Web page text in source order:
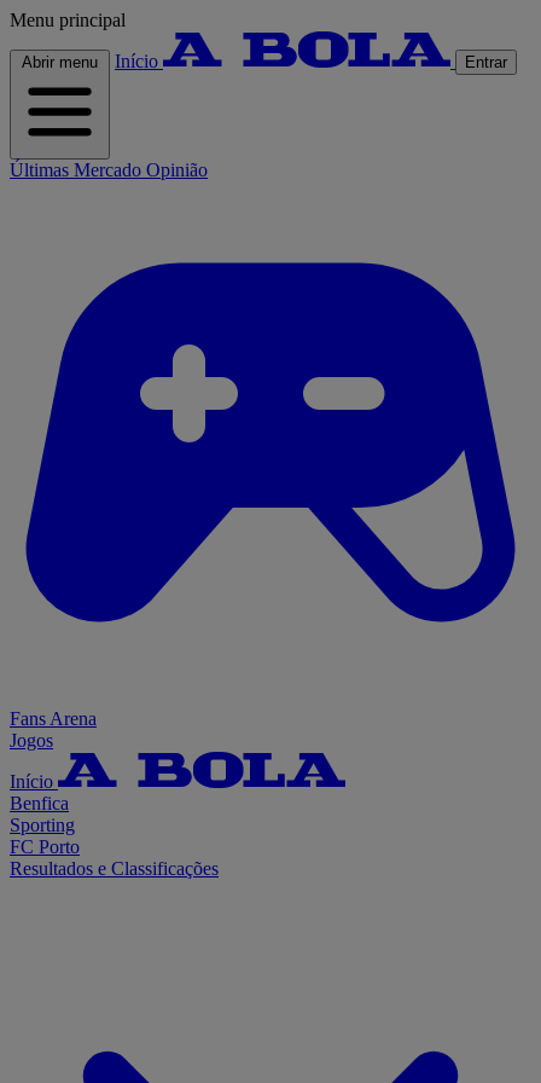
Menu principal
Abrir menu Início Entrar
Últimas Mercado Opinião
Fans Arena
Jogos
Início
Benfica
Sporting
FC Porto
Resultados e Classificações